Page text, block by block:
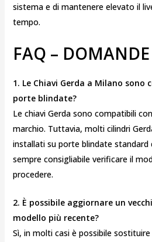
sistema e di mantenere elevato il
tempo.
FAQ –
1. Le Chiavi Gerda a Milano
porte blindate?
Le chiavi Gerda sono compatibili
marchio. Tuttavia, molti cilindri
installati su porte blindate standard
sempre consigliabile verificare il
procedere.
2. È possibile aggiornare un
modello più recente?
Sì, in molti casi è possibile